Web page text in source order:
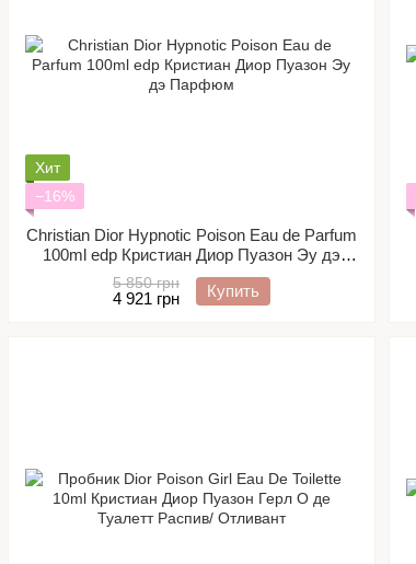
Хит
−16%
Christian Dior Hypnotic Poison Eau de Parfum
100ml edp Кристиан Диор Пуазон Эу дэ
Парфюм
5 850 грн
4 921 грн Купить